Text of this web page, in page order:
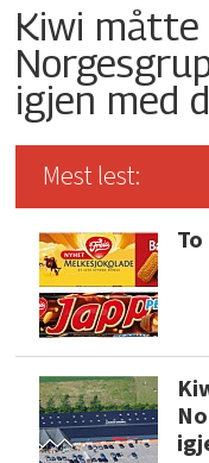
Kiwi måtte
igjen med
Mest lest: